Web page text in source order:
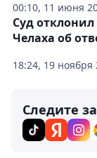
00:10, 11 июня
18:24, 19 ноября
Суд
Челаха об
Следите